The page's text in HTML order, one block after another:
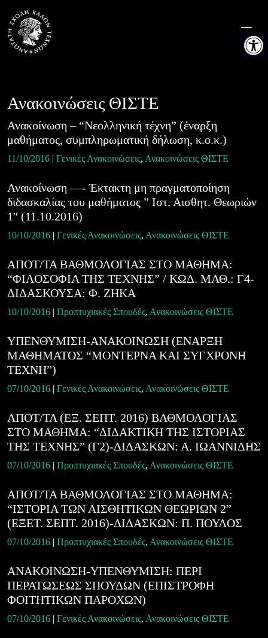
content
Ανακοινώσεις ΘΙΣΤΕ
Ανακοίνωση – “Nεολληνική τέχνη” (έναρξη
μαθήματος, συμπληρωματική δήλωση, κ.ο.κ.)
11/10/2016 | Γενικές Ανακοινώσεις, Ανακοινώσεις ΘΙΣΤΕ
Ανακοίνωση —- Έκτακτη μη πραγματοποίηση
διδασκαλίας του μαθήματος ” Ιστ. Αισθητ. Θεωριών
1″ (11.10.2016)
10/10/2016 | Γενικές Ανακοινώσεις, Ανακοινώσεις ΘΙΣΤΕ
ΑΠΟΤ/ΤΑ ΒΑΘΜΟΛΟΓΙΑΣ ΣΤΟ ΜΑΘΗΜΑ:
“ΦΙΛΟΣΟΦΙΑ ΤΗΣ ΤΕΧΝΗΣ” / ΚΩΔ. ΜΑΘ.: Γ4-
ΔΙΔΑΣΚΟΥΣΑ: Φ. ΖΗΚΑ
10/10/2016 | Προπτυχιακές Σπουδές, Ανακοινώσεις ΘΙΣΤΕ
ΥΠΕΝΘΥΜΙΣΗ-ΑΝΑΚΟΙΝΩΣΗ (ΕΝΑΡΞΗ
ΜΑΘΗΜΑΤΟΣ “ΜΟΝΤΕΡΝΑ ΚΑΙ ΣΥΓΧΡΟΝΗ
ΤΕΧΝΗ”)
07/10/2016 | Γενικές Ανακοινώσεις, Ανακοινώσεις ΘΙΣΤΕ
ΑΠΟΤ/ΤΑ (ΕΞ. ΣΕΠΤ. 2016) ΒΑΘΜΟΛΟΓΙΑΣ
ΣΤΟ ΜΑΘΗΜΑ: “ΔΙΔΑΚΤΙΚΗ ΤΗΣ ΙΣΤΟΡΙΑΣ
ΤΗΣ ΤΕΧΝΗΣ” (Γ2)-ΔΙΔΑΣΚΩΝ: Α. ΙΩΑΝΝΙΔΗΣ
07/10/2016 | Προπτυχιακές Σπουδές, Ανακοινώσεις ΘΙΣΤΕ
ΑΠΟΤ/ΤΑ ΒΑΘΜΟΛΟΓΙΑΣ ΣΤΟ ΜΑΘΗΜΑ:
“ΙΣΤΟΡΙΑ ΤΩΝ ΑΙΣΘΗΤΙΚΩΝ ΘΕΩΡΙΩΝ 2”
(ΕΞΕΤ. ΣΕΠΤ. 2016)-ΔΙΔΑΣΚΩΝ: Π. ΠΟΥΛΟΣ
07/10/2016 | Προπτυχιακές Σπουδές, Ανακοινώσεις ΘΙΣΤΕ
ANAKOINΩΣΗ-ΥΠΕΝΘΥΜΙΣΗ: ΠΕΡΙ
ΠΕΡΑΤΩΣΕΩΣ ΣΠΟΥΔΩΝ (ΕΠΙΣΤΡΟΦΗ
ΦΟΙΤΗΤΙΚΩΝ ΠΑΡΟΧΩΝ)
07/10/2016 | Γενικές Ανακοινώσεις, Ανακοινώσεις ΘΙΣΤΕ